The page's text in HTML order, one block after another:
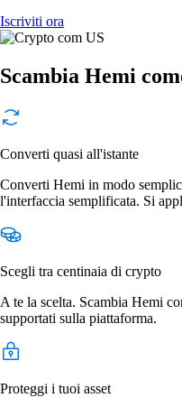
Iscriviti ora
Scambia Hemi
Converti quasi all'istante
Converti Hemi in modo
l'interfaccia semplificata. Si
Scegli tra centinaia di crypto
A te la scelta. Scambia Hemi
supportati sulla piattaforma.
Proteggi i tuoi asset